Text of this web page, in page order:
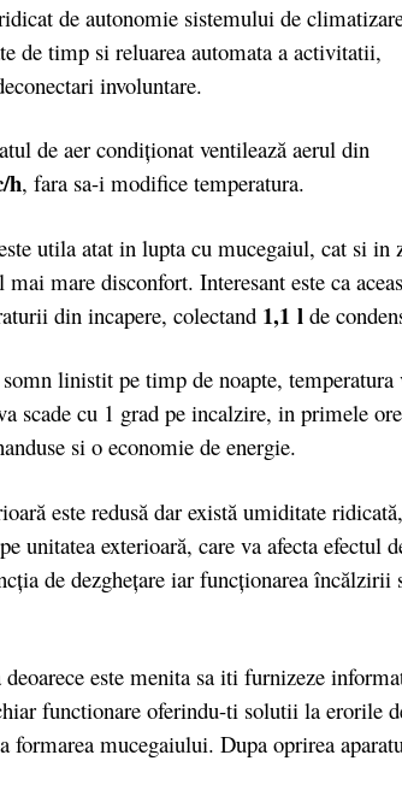
de autonomie sistemului de
de timp si reluarea automata a activitatii,
involuntare.
de aer condiţionat ventilează aerul din
h, fara sa-i modifice temperatura.
utila atat in lupta cu mucegaiul, cat si in
mare disconfort. Interesant este ca
din incapere, colectand 1,1 l de
linistit pe timp de noapte, temperatura
scade cu 1 grad pe incalzire, in primele
si o economie de energie.
este redusă dar există umiditate ridicată,
unitatea exterioară, care va afecta efectul
de dezgheţare iar funcţionarea încălzirii
deoarece este menita sa iti furnizeze
functionare oferindu-ti solutii la erorile
formarea mucegaiului. Dupa oprirea